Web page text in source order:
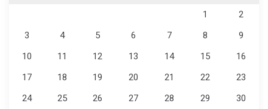
1
2
3
4 5 6 7 8
9
10
11 12 13 14 15
16
17
18 19 20 21 22
23
24
25 26 27 28 29
30